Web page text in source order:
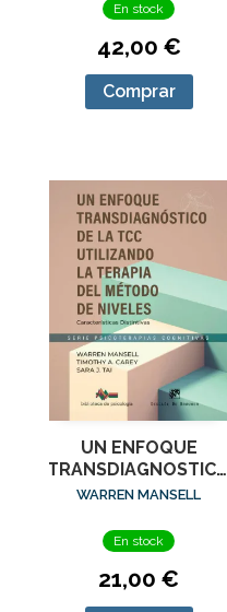
En stock
42,00 €
Comprar
UN ENFOQUE
TRANSDIAGNOSTICO
DE LA TCC
METODO
WARREN MANSELL
En stock
21,00 €